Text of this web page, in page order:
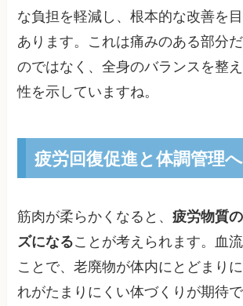
な負担を軽減し、根本的な改善を
あります。これは痛みのある部分
のではなく、全身のバランスを整
性を示していますね。
疲労回復促進と体調管理
筋肉が柔らかくなると、疲労物質
ズになることが考えられます。血
ことで、老廃物が体内にとどまり
れがたまりにくい体づくりが期待で